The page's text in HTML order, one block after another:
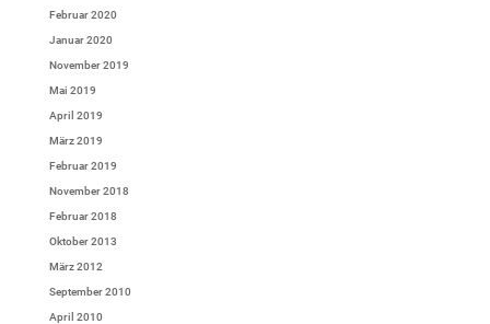
Februar 2020
Januar 2020
November 2019
Mai 2019
April 2019
März 2019
Februar 2019
November 2018
Februar 2018
Oktober 2013
März 2012
September 2010
April 2010